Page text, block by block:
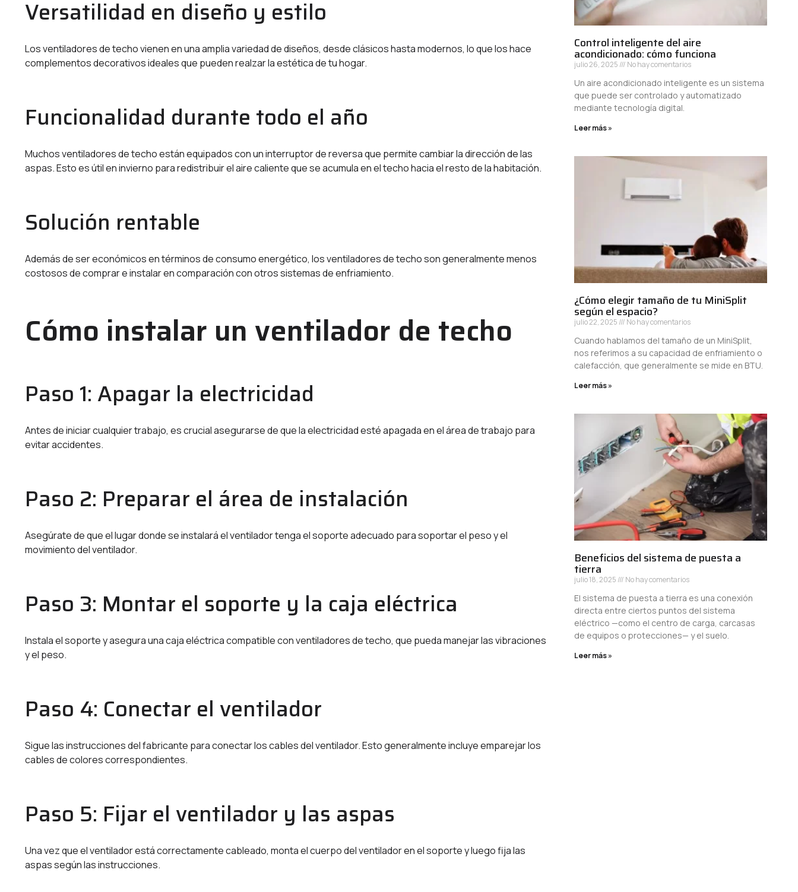
Versatilidad en diseño y estilo
Los ventiladores de techo vienen en una amplia variedad de diseños, desde clásicos hasta modernos, lo que los hace
complementos decorativos ideales que pueden realzar la estética de tu hogar.
Funcionalidad durante todo el año
Muchos ventiladores de techo están equipados con un interruptor de reversa que permite cambiar la dirección de las
aspas. Esto es útil en invierno para redistribuir el aire caliente que se acumula en el techo hacia el resto de la habitación.
Solución rentable
Además de ser económicos en términos de consumo energético, los ventiladores de techo son generalmente menos
costosos de comprar e instalar en comparación con otros sistemas de enfriamiento.
Cómo instalar un ventilador de techo
Paso 1: Apagar la electricidad
Antes de iniciar cualquier trabajo, es crucial asegurarse de que la electricidad esté apagada en el área de trabajo para
evitar accidentes.
Paso 2: Preparar el área de instalación
Asegúrate de que el lugar donde se instalará el ventilador tenga el soporte adecuado para soportar el peso y el
movimiento del ventilador.
Paso 3: Montar el soporte y la caja eléctrica
Instala el soporte y asegura una caja eléctrica compatible con ventiladores de techo, que pueda manejar las vibraciones
y el peso.
Paso 4: Conectar el ventilador
Sigue las instrucciones del fabricante para conectar los cables del ventilador. Esto generalmente incluye emparejar los
cables de colores correspondientes.
Paso 5: Fijar el ventilador y las aspas
Una vez que el ventilador está correctamente cableado, monta el cuerpo del ventilador en el soporte y luego fija las
aspas según las instrucciones.
Control inteligente del aire
acondicionado: cómo funciona
julio 26, 2025 No hay comentarios
Un aire acondicionado inteligente es un sistema
que puede ser controlado y automatizado
mediante tecnología digital.
Leer más »
¿Cómo elegir tamaño de tu MiniSplit
según el espacio?
julio 22, 2025 No hay comentarios
Cuando hablamos del tamaño de un MiniSplit,
nos referimos a su capacidad de enfriamiento o
calefacción, que generalmente se mide en BTU.
Leer más »
Beneficios del sistema de puesta a
tierra
julio 18, 2025 No hay comentarios
El sistema de puesta a tierra es una conexión
directa entre ciertos puntos del sistema
eléctrico —como el centro de carga, carcasas
de equipos o protecciones— y el suelo.
Leer más »